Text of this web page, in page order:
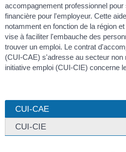
accompagnement professionnel pour
financière pour l'employeur. Cette
notamment en fonction de la région
vise à faciliter l'embauche des
trouver un emploi. Le contrat
(CUI-CAE) s'adresse au secteur non
initiative emploi (CUI-CIE) concerne
CUI-CAE
CUI-CIE